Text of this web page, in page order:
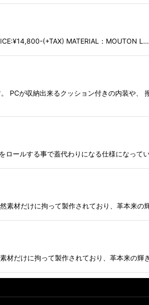
(+TAX) MATERIAL：MOUTON L…
PCが収納出来るクッション付きの内装や
ールする事で蓋代わりになる仕様になっ
素材だけに拘って製作されており、革本来
材だけに拘って製作されており、革本来の